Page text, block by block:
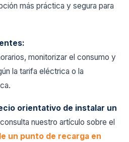
más práctica y segura para
monitorizar el consumo y
la tarifa eléctrica o la
orientativo de instalar un
nuestro artículo sobre el
un punto de recarga en